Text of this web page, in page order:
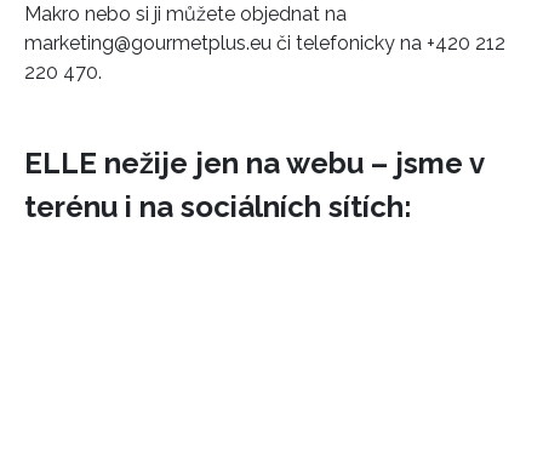
Makro nebo si ji můžete objednat na
marketing@gourmetplus.eu či telefonicky na +420 212
220 470.
ELLE nežije jen na webu – jsme v
terénu i na sociálních sítích: